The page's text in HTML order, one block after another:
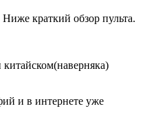
краткий обзор пульта.
и в интернете уже